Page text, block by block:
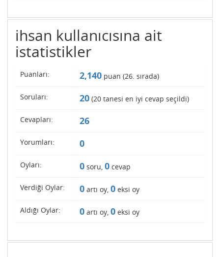
ihsan kullanıcısına ait
istatistikler
Puanları: 2,140 puan (26. sırada)
Soruları: 20 (20 tanesi en iyi cevap seçildi)
Cevapları: 26
Yorumları: 0
Oyları: 0 soru, 0 cevap
Verdiği Oylar: 0 artı oy, 0 eksi oy
Aldığı Oylar: 0 artı oy, 0 eksi oy